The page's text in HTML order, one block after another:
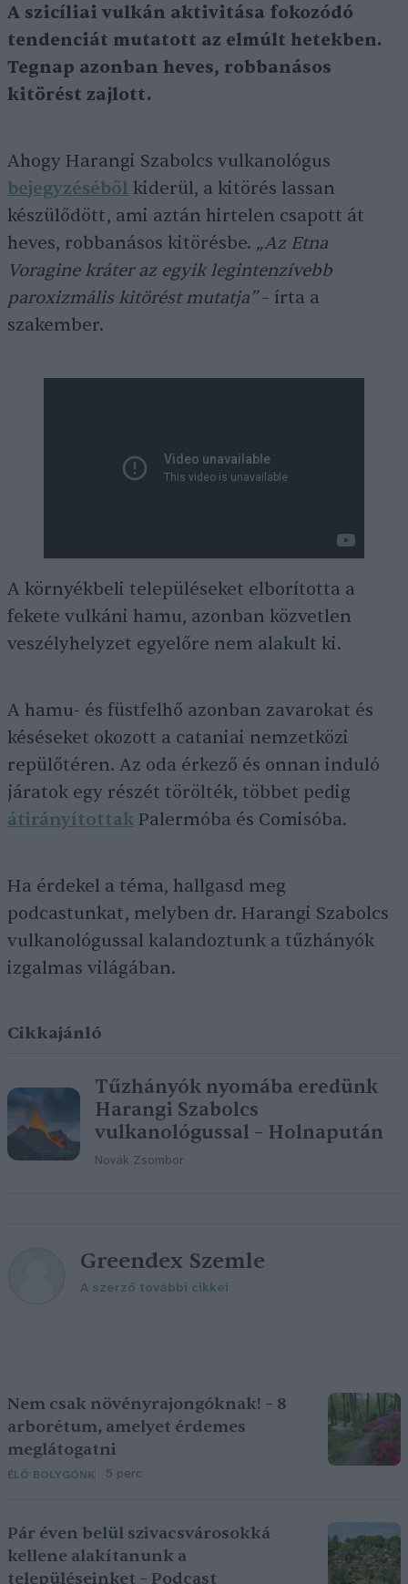
A szicíliai vulkán aktivitása fokozódó
tendenciát mutatott az elmúlt hetekben.
Tegnap azonban heves, robbanásos
kitörést zajlott.
Ahogy Harangi Szabolcs vulkanológus
bejegyzéséből kiderül, a kitörés lassan
készülődött, ami aztán hirtelen csapott át
heves, robbanásos kitörésbe. „Az Etna
Voragine kráter az egyik legintenzívebb
paroxizmális kitörést mutatja”– írta a
szakember.
A környékbeli településeket elborította a
fekete vulkáni hamu, azonban közvetlen
veszélyhelyzet egyelőre nem alakult ki.
A hamu- és füstfelhő azonban zavarokat és
késéseket okozott a cataniai nemzetközi
repülőtéren. Az oda érkező és onnan induló
járatok egy részét törölték, többet pedig
átirányítottak Palermóba és Comisóba.
Ha érdekel a téma, hallgasd meg
podcastunkat, melyben dr. Harangi Szabolcs
vulkanológussal kalandoztunk a tűzhányók
izgalmas világában.
Cikkajánló
Tűzhányók nyomába eredünk
Harangi Szabolcs
vulkanológussal – Holnapután
Novák Zsombor
Greendex Szemle
A szerző további cikkei
Nem csak növényrajongóknak! – 8
arborétum, amelyet érdemes
meglátogatni
ÉLŐ BOLYGÓNK 5 perc
Pár éven belül szivacsvárosokká
kellene alakítanunk a
településeinket – Podcast